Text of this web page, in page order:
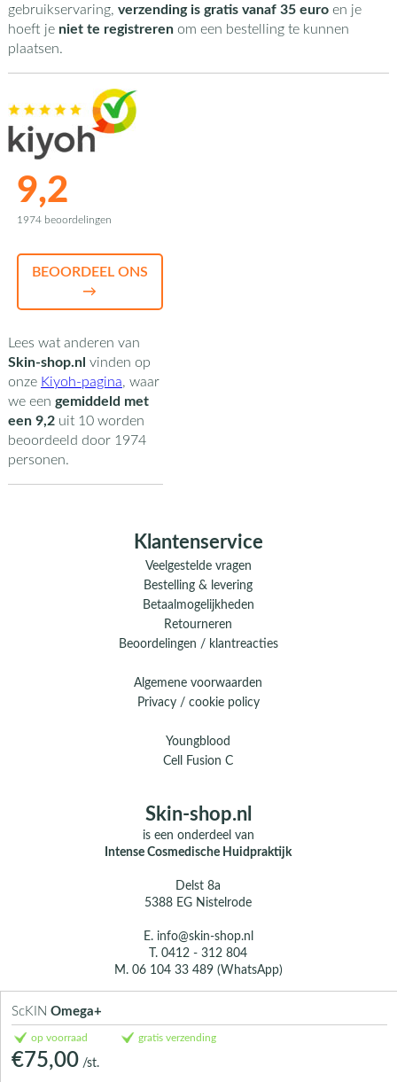
ScKIN Omega+
op voorraad gratis verzending
€75,00 /st.
gebruikservaring, verzending is gratis vanaf 35 euroen je
hoeft je niet te registrerenom een bestelling te kunnen
plaatsen.
9,2
1974 beoordelingen
BEOORDEEL ONS
→
Lees wat anderen van
Skin-shop.nl vinden op
onze Kiyoh-pagina, waar
we een gemiddeld met
een 9,2uit 10worden
beoordeeld door 1974
personen.
Klantenservice
Veelgestelde vragen
Bestelling & levering
Betaalmogelijkheden
Retourneren
Beoordelingen / klantreacties
Algemene voorwaarden
Privacy / cookie policy
Youngblood
Cell Fusion C
Skin-shop.nl
is een onderdeel van
Intense Cosmedische Huidpraktijk
Delst 8a
5388 EG Nistelrode
E. info@skin-shop.nl
T.0412 - 312 804
M. 06 104 33 489 (WhatsApp)